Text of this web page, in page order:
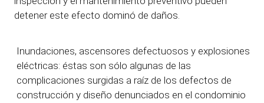
detener este efecto dominó de daños.
Inundaciones, ascensores defectuosos y explosiones
eléctricas: éstas son sólo algunas de las
complicaciones surgidas a raíz de los defectos de
construcción y diseño denunciados en el condominio